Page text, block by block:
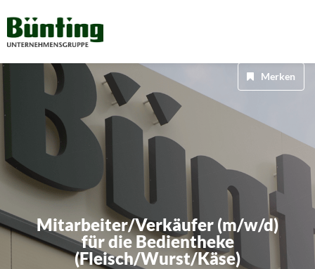
Mitarbeiter/Verkäufer (m/w/d)
für die Bedientheke
(Fleisch/Wurst/Käse)
Merken